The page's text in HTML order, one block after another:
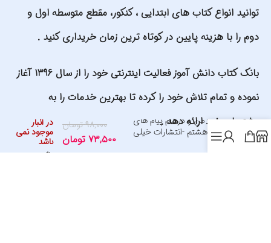
توانید انواع کتاب های ابتدایی ، کنکور، مقطع متوسطه اول و
دوم را با هزینه پایین در کوتاه ترین زمان خریداری کنید .
بانک کتاب دانش آموز فعالیت اینترنتی خود را از سال 1396 آغاز
نموده و تمام تلاش خود را کرده تا بهترین خدمات را به
مشتریان خود ارائه دهد .
شماره کارت سایت: 6037997561980484 به نام علیرضا گلمحمدی
ماجرای من و درسام پیام های
آسمان هشتم -انتشارات خیلی
سبز
۹۸,۰۰۰تومان
۷۳,۵۰۰ تومان
در انبار
موجود نمی
باشد